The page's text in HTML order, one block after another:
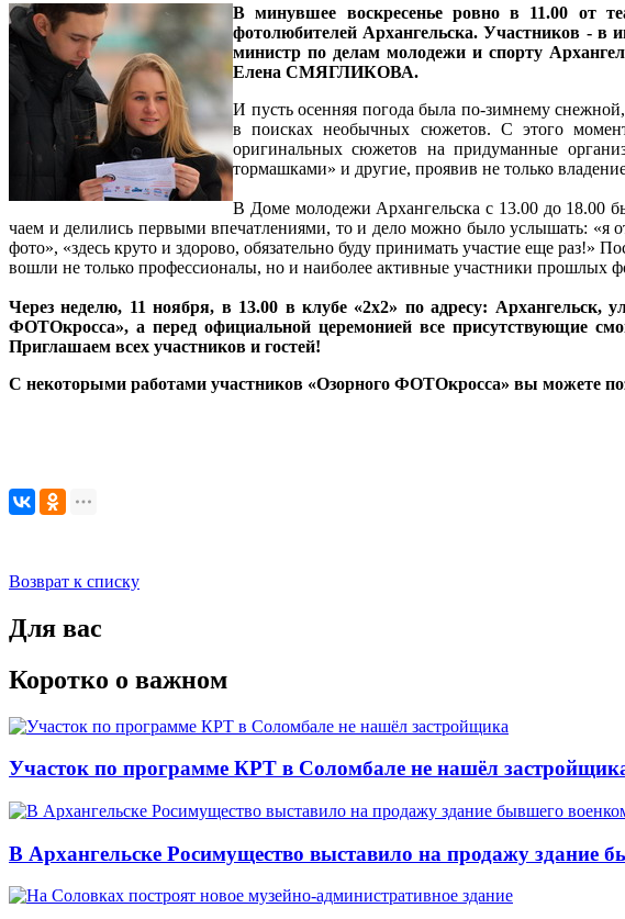
В минувшее воскресенье ровно в 11.00 от
фотолюбителей Архангельска. Участников - в
министр по делам молодежи и спорту
Елена СМЯГЛИКОВА.
И пусть осенняя погода была по-зимнему
в поисках необычных сюжетов. С этого
оригинальных сюжетов на придуманные
тормашками» и другие, проявив не только
В Доме молодежи Архангельска с 13.00 до 18.00
чаем и делились первыми впечатлениями, то и дело можно было услышать: «я
фото», «здесь круто и здорово, обязательно буду принимать участие еще раз!»
вошли не только профессионалы, но и наиболее активные участники прошлых
Через неделю, 11 ноября, в 13.00 в клубе «2х2» по адресу: Архангельск,
ФОТОкросса», а перед официальной церемонией все присутствующие
Приглашаем всех участников и гостей!
С некоторыми работами участников «Озорного ФОТОкросса» вы можете
Возврат к списку
Для вас
Коротко о важном
Участок по программе КРТ в Соломбале не нашёл
В Архангельске Росимущество выставило на продажу здание